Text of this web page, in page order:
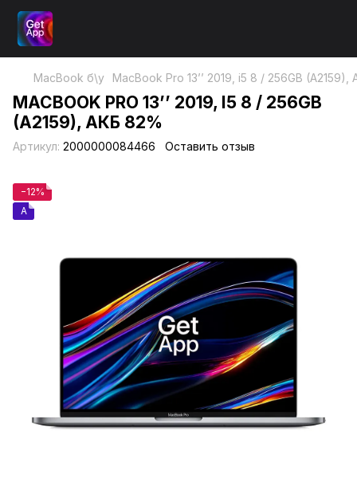
MacBook б\у MacBook Pro 13’’ 2019, i5 8 / 256GB (A2159),
MACBOOK PRO 13’’ 2019, I5 8 / 256GB
(A2159), АКБ 82%
Артикул: 2000000084466 Оставить отзыв
−12%
A